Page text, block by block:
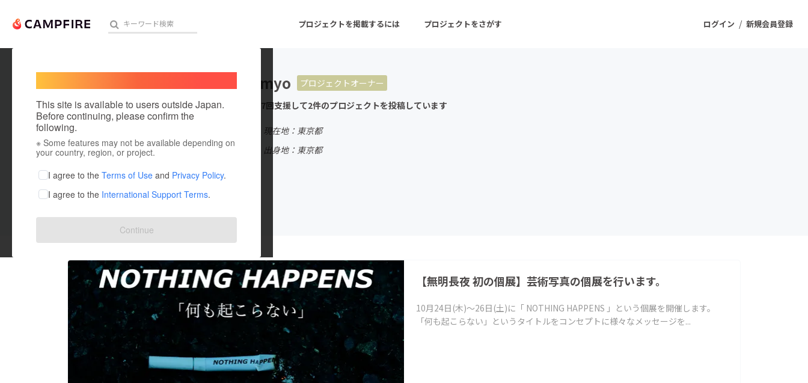
ログイン / 新規会員登録
プロジェクトを掲載するには プロジェクトをさがす
人気のプロジェクト 注目のリターン 注目の新着プロジェクト
アート・写真 音楽
テクノロジー・ガジェット
映像・映画
ビジネス・起業
まちづくり・地域活性化
CAMPFIRE for Social Good
CAMPFIRE Creation
CAMPFIREふるさと納税
machi-ya コミュニティ
This site is available to users outside Japan.
Before continuing, please confirm the
following.
※ Some features may not be available depending on
your country, region, or project.
I agree to the Terms of Use and Privacy Policy.
I agree to the International Support Terms.
Continue
joyamumyo
プロジェクトオーナー
これまでに7回支援して2件のプロジェクトを投稿しています
現在地：東京都
出身国：日本
出身地：東京都
【無明長夜 初の個展】芸術写真の個展を行います。
10月24日(木)～26日(土)に「 NOTHING HAPPENS 」という個展を開催します。
「何も起こらない」というタイトルをコンセプトに様々なメッセージを...